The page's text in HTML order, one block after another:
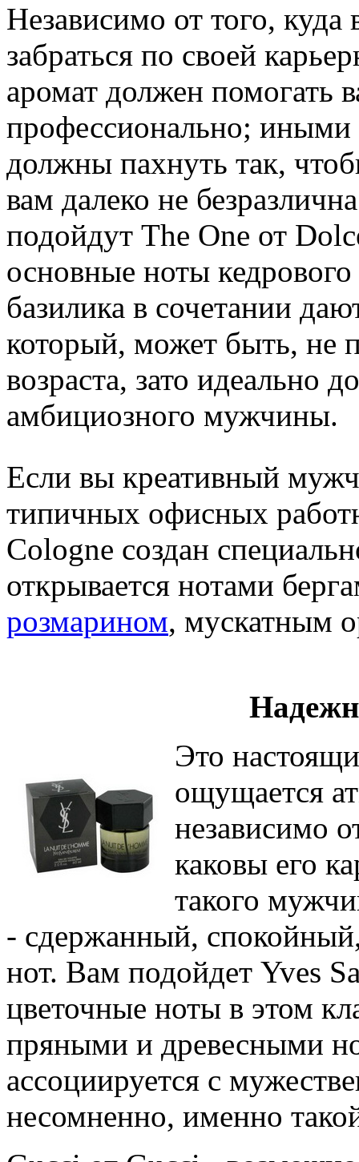
Независимо от того, куда
забраться по своей
аромат должен помогать
профессионально; иными
должны пахнуть так,
вам далеко не
подойдут The One от
основные ноты
базилика в сочетании
который, может быть, не
возраста, зато идеально
амбициозного мужчины.
Если вы креативный
типичных офисных
Cologne создан
открывается нотами
розмарином, мускатным
Это
ощущается
независимо
каковы его
такого
- сдержанный,
нот. Вам подойдет Yves
цветочные ноты в этом
пряными и древесными
ассоциируется с
несомненно, именно